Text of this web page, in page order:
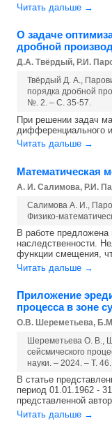
Читать дальше →
О задаче
дробной
Д.А. Твёрдый, Р.И.
Твёрдый Д. А.,
порядка дробной
№. 2. – С. 35-57.
При решении задач
дифференциального
Читать дальше →
Математическая
А. И. Салимова, Р.И.
Салимова А. И.,
Физико-
В работе
наследственности.
функции смещения,
Читать дальше →
Приложение
процесса в зоне
О.В. Шереметьева,
Шереметьева О. В.,
сейсмического
науки. – 2024. – Т.
В статье
период 01.01.1962 -
представленной
Читать дальше →